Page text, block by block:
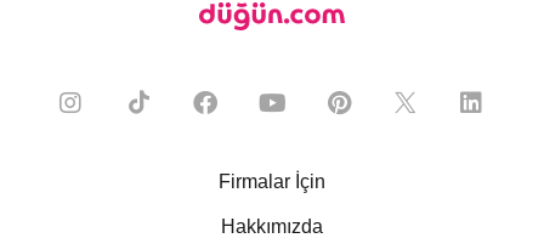
Firmalar İçin
Hakkımızda